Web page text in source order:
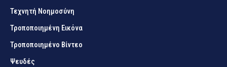
Τεχνητή Νοημοσύνη
Τροποποιημένη Εικόνα
Τροποποιημένο Βίντεο
Ψευδές